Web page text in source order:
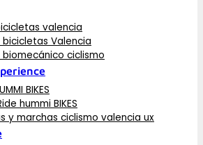
valencia
bicicletas Valencia
biomecánico ciclismo
BIKES
hummi BIKES
y marchas ciclismo valencia ux